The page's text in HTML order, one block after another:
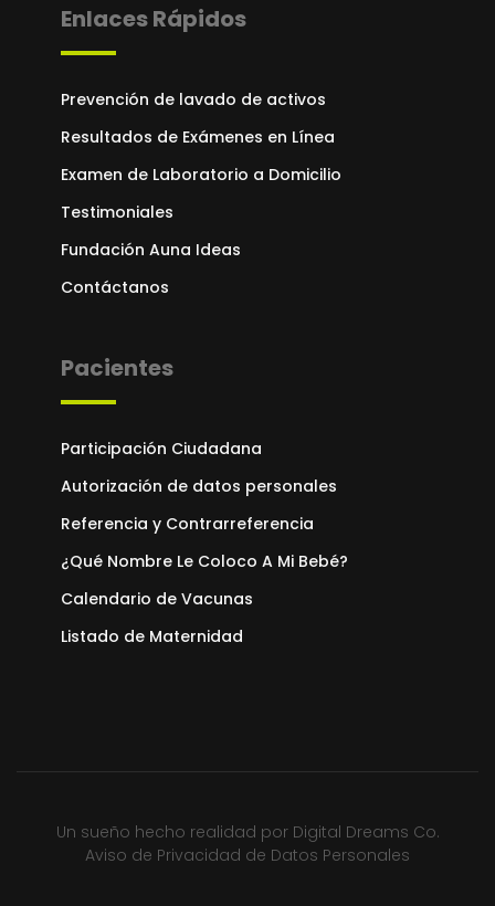
Enlaces Rápidos
Prevención de lavado de activos
Resultados de Exámenes en Línea
Examen de Laboratorio a Domicilio
Testimoniales
Fundación Auna Ideas
Contáctanos
Pacientes
Participación Ciudadana
Autorización de datos personales
Referencia y Contrarreferencia
¿Qué Nombre Le Coloco A Mi Bebé?
Calendario de Vacunas
Listado de Maternidad
Un sueño hecho realidad por Digital Dreams Co.
Aviso de Privacidad de Datos Personales